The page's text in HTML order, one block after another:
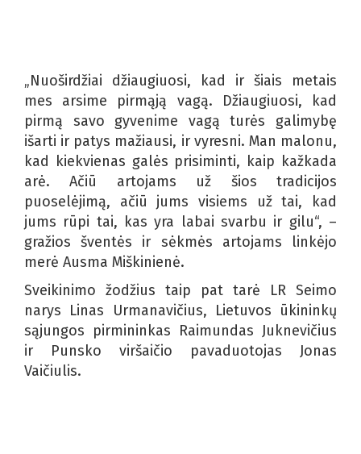
„Nuoširdžiai džiaugiuosi, kad ir šiais metais
mes arsime pirmąją vagą. Džiaugiuosi, kad
pirmą savo gyvenime vagą turės galimybę
išarti ir patys mažiausi, ir vyresni. Man malonu,
kad kiekvienas galės prisiminti, kaip kažkada
arė. Ačiū artojams už šios tradicijos
puoselėjimą, ačiū jums visiems už tai, kad
jums rūpi tai, kas yra labai svarbu ir gilu“, –
gražios šventės ir sėkmės artojams linkėjo
merė Ausma Miškinienė.
Sveikinimo žodžius taip pat tarė LR Seimo
narys Linas Urmanavičius, Lietuvos ūkininkų
sąjungos pirmininkas Raimundas Juknevičius
ir Punsko viršaičio pavaduotojas Jonas
Vaičiulis.